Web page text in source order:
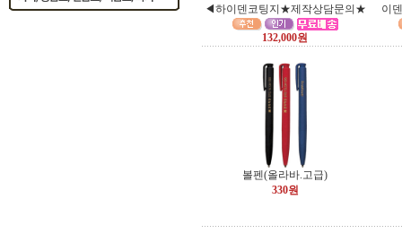
◀하이덴코팅지★제작상담문의★
132,000원
이
볼펜(올라바.고급)
330원